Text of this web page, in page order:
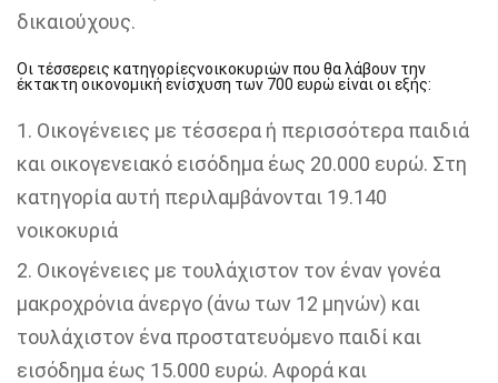
δικαιούχους.
Οι τέσσερεις κατηγορίεςνοικοκυριών που θα λάβουν την
έκτακτη οικονομική ενίσχυση των 700 ευρώ είναι οι εξής:
Οικογένειες με τέσσερα ή περισσότερα παιδιά
και οικογενειακό εισόδημα έως 20.000 ευρώ. Στη
κατηγορία αυτή περιλαμβάνονται 19.140
νοικοκυριά
Οικογένειες με τουλάχιστον τον έναν γονέα
μακροχρόνια άνεργο (άνω των 12 μηνών) και
τουλάχιστον ένα προστατευόμενο παιδί και
εισόδημα έως 15.000 ευρώ. Αφορά και